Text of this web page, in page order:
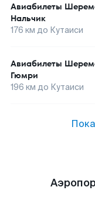
Авиабилеты
Нальчик
176 км до Кутаиси
Авиабилеты
Гюмри
196 км до Кутаиси